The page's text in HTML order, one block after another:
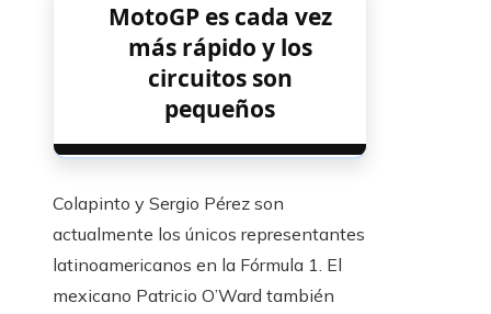
MotoGP es cada vez
más rápido y los
circuitos son
pequeños
Colapinto y Sergio Pérez son
actualmente los únicos representantes
latinoamericanos en la Fórmula 1. El
mexicano Patricio O’Ward también